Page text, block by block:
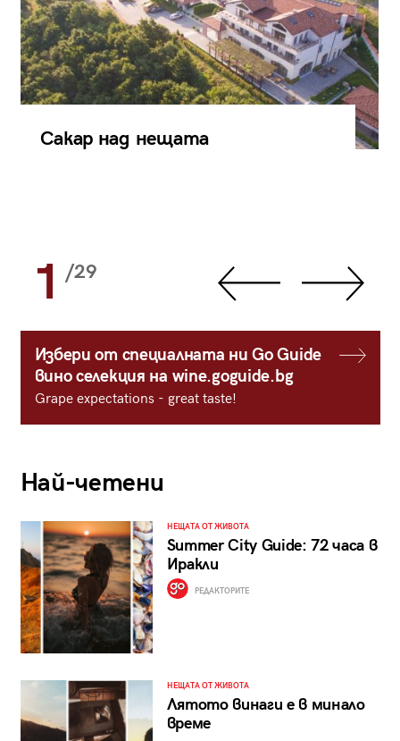
Сакар над нещата
1 /29
Избери от специалната ни Go Guide
вино селекция на wine.goguide.bg
Grape expectations - great taste!
Най-четени
НЕЩАТА ОТ ЖИВОТА
Summer City Guide: 72 часа в
Иракли
РЕДАКТОРИТЕ
НЕЩАТА ОТ ЖИВОТА
Лятото винаги е в минало
време